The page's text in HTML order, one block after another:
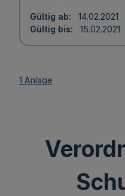
Gültig ab
14.02.2021
Gültig bis
15.02.2021
1 Anlage